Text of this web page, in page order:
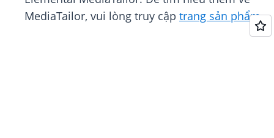
MediaTailor, vui lòng truy cập trang sản phẩm.